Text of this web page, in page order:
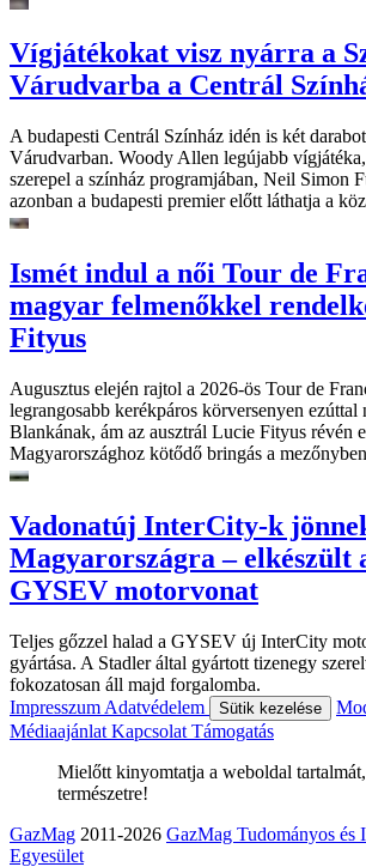
Vígjátékokat visz nyárra a
Várudvarba a Centrál
A budapesti Centrál Színház idén is két
Várudvarban. Woody Allen legújabb
szerepel a színház programjában, Neil Simon
azonban a budapesti premier előtt láthatja a
Ismét indul a női Tour de
magyar felmenőkkel
Fityus
Augusztus elején rajtol a 2026-ös Tour de
legrangosabb kerékpáros körversenyen ezúttal
Blankának, ám az ausztrál Lucie Fityus révén
Magyarországhoz kötődő bringás a
Vadonatúj InterCity-k
Magyarországra – elkészült
GYSEV motorvonat
Teljes gőzzel halad a GYSEV új InterCity
gyártása. A Stadler által gyártott tizenegy
fokozatosan áll majd forgalomba.
Impresszum Adatvédelem Sütik kezelése
Médiaajánlat Kapcsolat Támogatás
Mielőtt kinyomtatja a weboldal
természetre!
GazMag 2011-2026 GazMag Tudományos és
Egyesület